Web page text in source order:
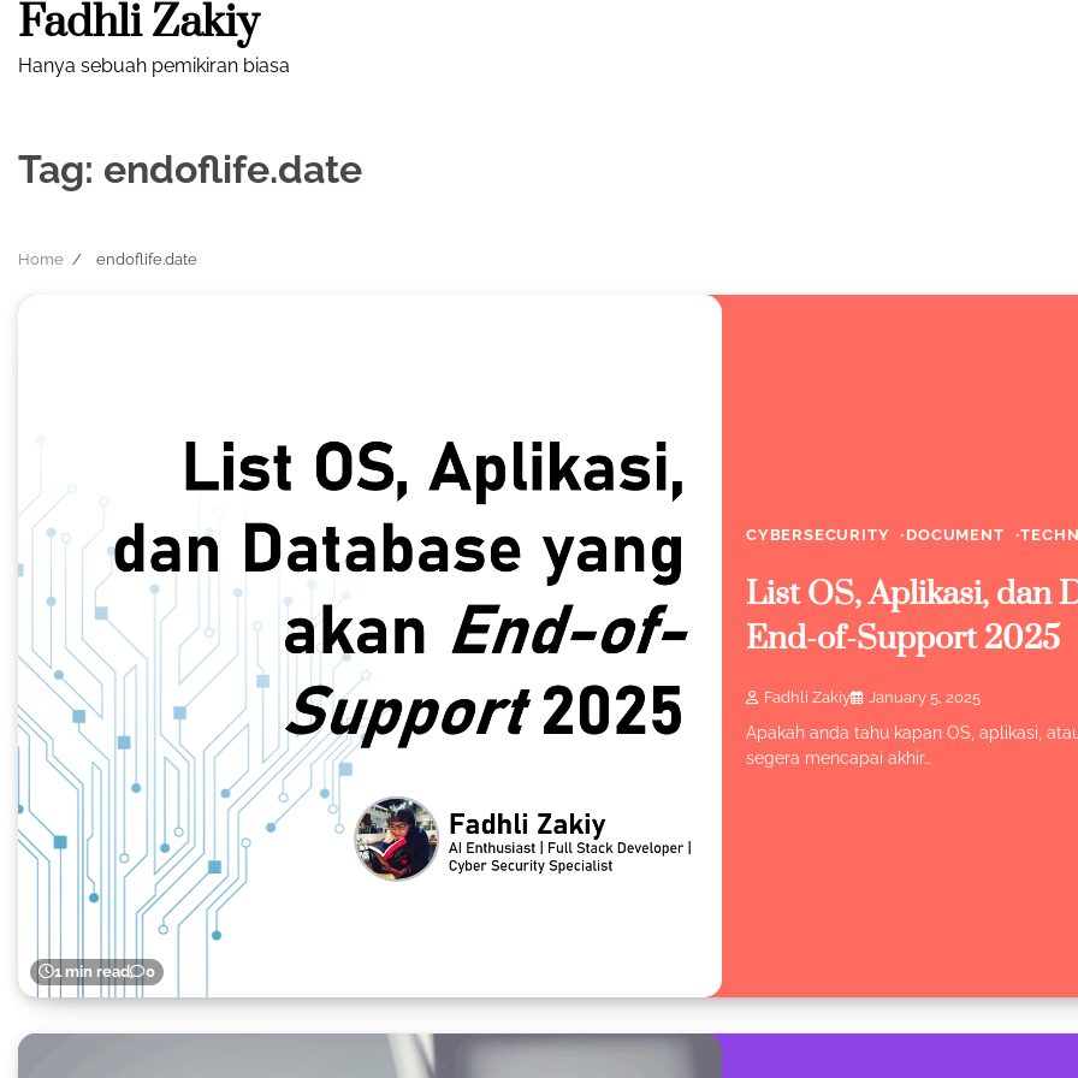
Skip
content
Fadhli Zakiy
Hanya sebuah pemikiran biasa
Tag: endoflife.date
Home endoflife.date
1 min read 0
CYBERSECURITY DOCUMENT
List OS, Aplikasi, dan
End-of-Support 2025
Fadhli Zakiy January 5, 2025
Apakah anda tahu kapan OS, aplikasi,
segera mencapai akhir…